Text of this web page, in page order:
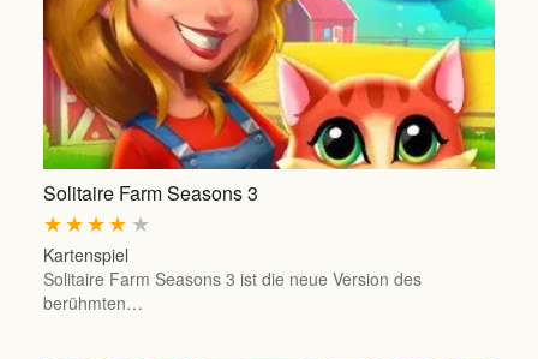
Solitaire Farm Seasons 3
★
★
★
★
★
Kartenspiel
Solitaire Farm Seasons 3 ist die neue Version des
berühmten…